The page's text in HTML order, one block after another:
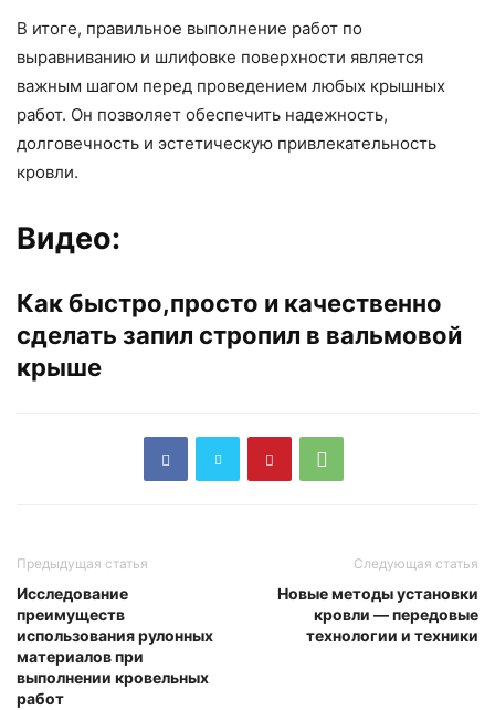
В итоге, правильное выполнение работ по
выравниванию и шлифовке поверхности является
важным шагом перед проведением любых крышных
работ. Он позволяет обеспечить надежность,
долговечность и эстетическую привлекательность
кровли.
Видео:
Как быстро,просто и качественно
сделать запил стропил в вальмовой
крыше
Предыдущая статья
Исследование
преимуществ
использования рулонных
материалов при
выполнении кровельных
работ
Следующая статья
Новые методы установки
кровли — передовые
технологии и техники